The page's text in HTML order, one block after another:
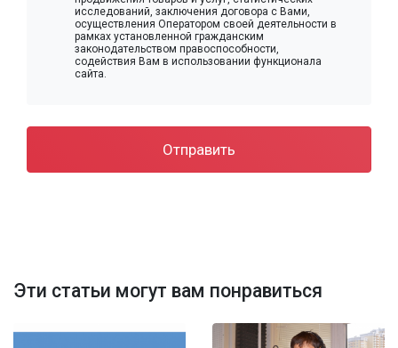
исследований, заключения договора с Вами,
осуществления Оператором своей деятельности в
рамках установленной гражданским
законодательством правоспособности,
содействия Вам в использовании функционала
сайта.
Отправить
Эти статьи могут вам понравиться